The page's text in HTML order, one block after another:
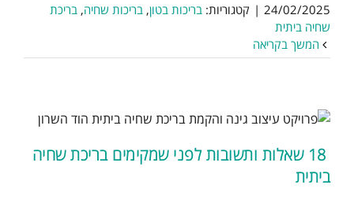
24/02/2025
| קטגוריות: בריכות בטון, בריכות שחיה, בריכת
שחיה ביתית
המשך בקריאה
18 שאלות ותשובות לפני שמקימים בריכת שחיה
ביתית